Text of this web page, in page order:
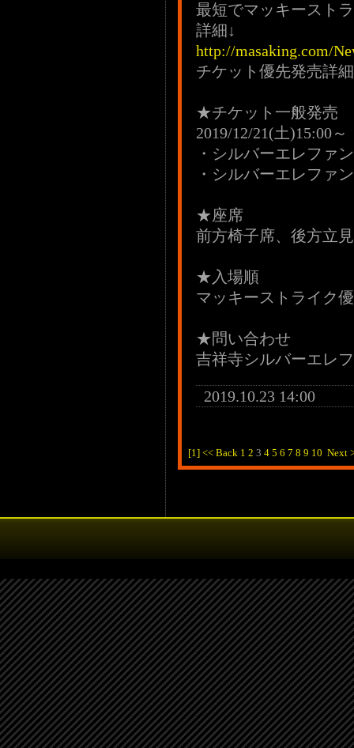
最短でマッキースト
詳細↓
http://masaking.com/
チケット優先発売詳
★チケット一般発売
2019/12/21(土)15:00～
・シルバーエレファ
・シルバーエレファ
★座席
前方椅子席、後方立
★入場順
マッキーストライク
★問い合わせ
吉祥寺シルバーエレ
2019.10.23 14:00
[1] << Back 1 2 3 4 5 6 7 8 9 10 Next